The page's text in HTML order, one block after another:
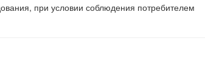
при условии соблюдения потребителем